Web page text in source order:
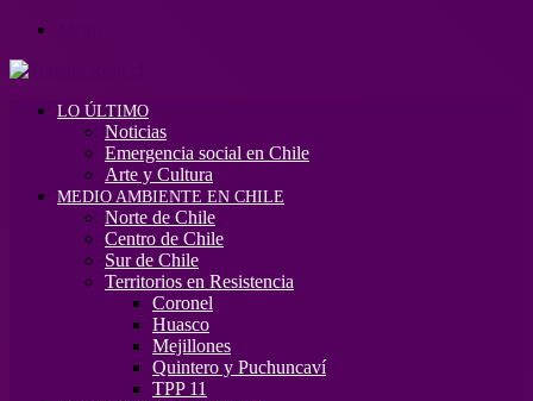
LO ÚLTIMO
Noticias
Emergencia social en Chile
Arte y Cultura
MEDIO AMBIENTE EN CHILE
Norte de Chile
Centro de Chile
Sur de Chile
Territorios en Resistencia
Coronel
Huasco
Mejillones
Quintero y Puchuncaví
TPP 11